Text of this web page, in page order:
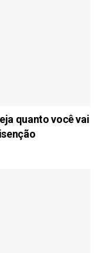
quanto você vai